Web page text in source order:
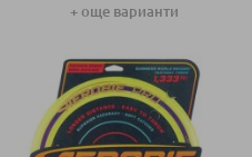
+ още варианти